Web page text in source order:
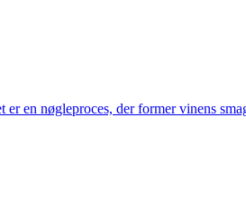
en nøgleproces, der former vinens